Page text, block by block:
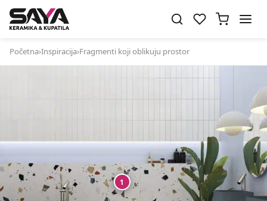
Početna›Inspiracija›Fragmenti koji oblikuju prostor
1